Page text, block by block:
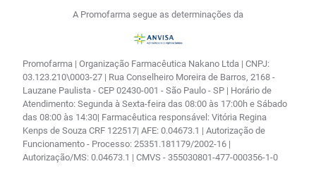
A Promofarma segue as determinações da
Promofarma | Organização Farmacêutica Nakano Ltda | CNPJ:
03.123.210\0003-27 | Rua Conselheiro Moreira de Barros, 2168 -
Lauzane Paulista - CEP 02430-001 - São Paulo - SP | Horário de
Atendimento: Segunda à Sexta-feira das 08:00 às 17:00h e Sábado
das 08:00 às 14:30| Farmacêutica responsável: Vitória Regina
Kenps de Souza CRF 122517| AFE: 0.04673.1 | Autorização de
Funcionamento - Processo: 25351.181179/2002-16 |
Autorização/MS: 0.04673.1 | CMVS - 355030801-477-000356-1-0